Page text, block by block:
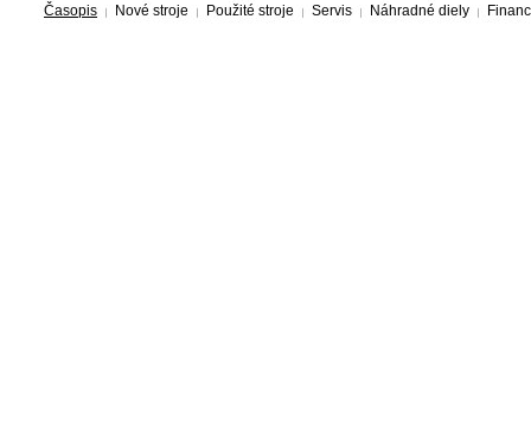
Časopis Nové stroje Použité stroje Servis Náhradné diely